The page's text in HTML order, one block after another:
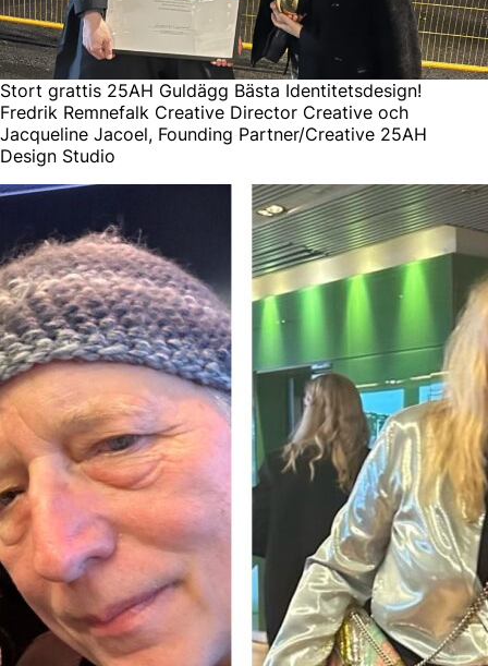
Stort grattis 25AH Guldägg Bästa Identitetsdesign!
Fredrik Remnefalk Creative Director Creative och
Jacqueline Jacoel, Founding Partner/Creative 25AH
Design Studio